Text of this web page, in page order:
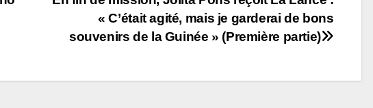
« C’était agité, mais je garderai de bons
souvenirs de la Guinée » (Première partie)